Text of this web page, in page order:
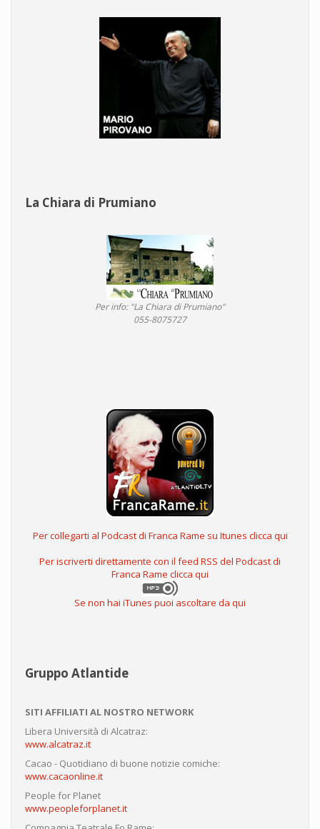
La Chiara di Prumiano
Per info: "La Chiara di Prumiano"
055-8075727
Per collegarti al Podcast di Franca Rame su Itunes clicca qui
Per iscriverti direttamente con il feed RSS del Podcast di
Franca Rame clicca qui
Se non hai iTunes puoi ascoltare da qui
Gruppo Atlantide
SITI AFFILIATI AL NOSTRO NETWORK
Libera Università di Alcatraz:
www.alcatraz.it
Cacao - Quotidiano di buone notizie comiche:
www.cacaonline.it
People for Planet
www.peopleforplanet.it